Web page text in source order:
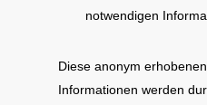
notwendigen
Diese anonym
Informationen werden